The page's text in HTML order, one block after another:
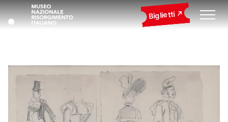
Biglietti